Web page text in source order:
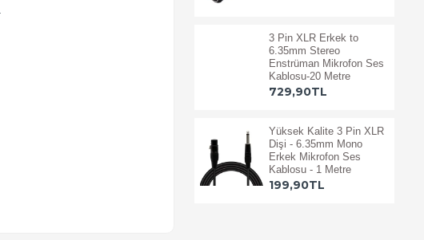
3 Pin XLR Erkek to
6.35mm Stereo
Enstrüman Mikrofon Ses
Kablosu-20 Metre
729,90TL
Yüksek Kalite 3 Pin XLR
Dişi - 6.35mm Mono
Erkek Mikrofon Ses
Kablosu - 1 Metre
199,90TL